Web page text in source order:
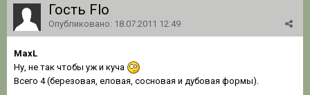
Гость Flo
Опубликовано: 18.07.2011 12:49
MaxL
Ну, не так чтобы уж и куча
Всего 4 (березовая, еловая, сосновая и дубовая формы).